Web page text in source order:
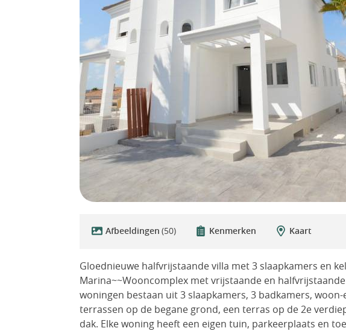
Afbeeldingen (50) Kenmerken Kaart
Gloednieuwe halfvrijstaande villa met 3 slaapkamers en
Marina~~Wooncomplex met vrijstaande en halfvrijstaande
woningen bestaan uit 3 slaapkamers, 3 badkamers,
terrassen op de begane grond, een terras op de 2e
dak. Elke woning heeft een eigen tuin, parkeerplaats en